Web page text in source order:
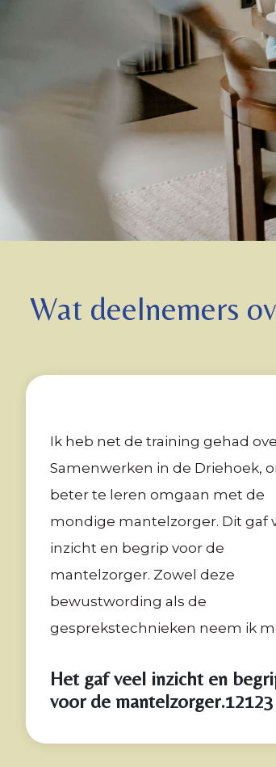
Wat deelnemers
Ik heb net de training gehad
Samenwerken in de Driehoek,
beter te leren omgaan met de
mondige mantelzorger. Dit gaf
inzicht en begrip voor de
mantelzorger. Zowel deze
bewustwording als de
gesprekstechnieken neem ik
Het gaf veel inzicht en
voor de mantelzorger.12123